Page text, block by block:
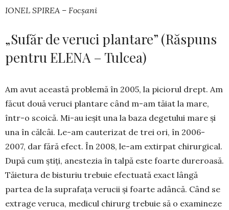
IONEL SPIREA – Focșani
„Sufăr de veruci plantare” (Răspuns
pentru ELENA – Tulcea)
Am avut această problemă în 2005, la piciorul drept. Am
făcut două veruci plantare când m-am tăiat la mare,
într-o scoică. Mi-au ieșit una la baza degetului mare și
una în călcâi. Le-am cauterizat de trei ori, în 2006-
2007, dar fără efect. În 2008, le-am extirpat chi­rur­gi­cal.
După cum știți, aneste­zia în talpă este foarte dureroasă.
Tă­ie­tura de bisturiu trebuie efectuată exact lângă
partea de la suprafața verucii și foarte adân­că. Când se
extrage ve­ru­ca, me­­dicul chi­rurg trebuie să o exa­mi­neze